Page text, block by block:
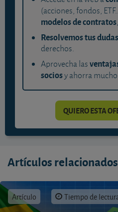
(acciones, fondos,
modelos de contratos
Resolvemos tus dudas
derechos.
Aprovecha las
sociosy ahorra
QUIERO ESTA
Artículos relacionados
Artículo Tiempo de